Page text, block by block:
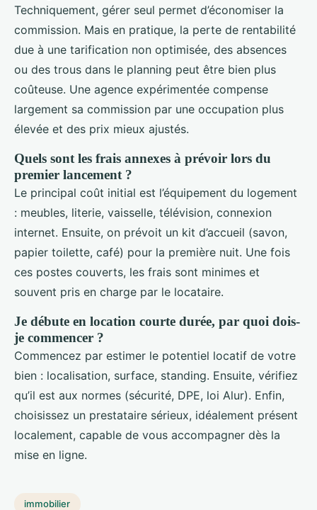
Techniquement, gérer seul permet d’économiser la
commission. Mais en pratique, la perte de rentabilité
due à une tarification non optimisée, des absences
ou des trous dans le planning peut être bien plus
coûteuse. Une agence expérimentée compense
largement sa commission par une occupation plus
élevée et des prix mieux ajustés.
Quels sont les frais annexes à prévoir lors du
premier lancement ?
Le principal coût initial est l’équipement du logement
: meubles, literie, vaisselle, télévision, connexion
internet. Ensuite, on prévoit un kit d’accueil (savon,
papier toilette, café) pour la première nuit. Une fois
ces postes couverts, les frais sont minimes et
souvent pris en charge par le locataire.
Je débute en location courte durée, par quoi dois-
je commencer ?
Commencez par estimer le potentiel locatif de votre
bien : localisation, surface, standing. Ensuite, vérifiez
qu’il est aux normes (sécurité, DPE, loi Alur). Enfin,
choisissez un prestataire sérieux, idéalement présent
localement, capable de vous accompagner dès la
mise en ligne.
immobilier